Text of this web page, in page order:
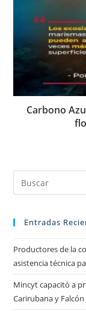
Carbono
Entradas
Productores de la
asistencia técnica
Mincyt capacitó a
Carirubana y Falcón